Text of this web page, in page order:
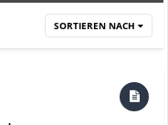
SORTIEREN NACH